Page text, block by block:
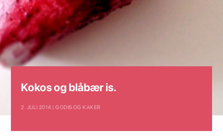
Kokos og blåbær is.
2. JULI 2014 | GODIS OG KAKER